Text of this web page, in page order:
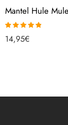
Valorado
con 4.80de
14,95€